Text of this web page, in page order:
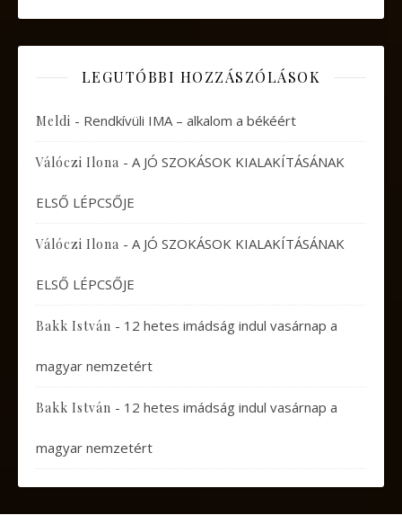
LEGUTÓBBI HOZZÁSZÓLÁSOK
Meldi - Rendkívüli IMA – alkalom a békéért
Válóczi Ilona - A JÓ SZOKÁSOK KIALAKÍTÁSÁNAK
ELSŐ LÉPCSŐJE
Válóczi Ilona - A JÓ SZOKÁSOK KIALAKÍTÁSÁNAK
ELSŐ LÉPCSŐJE
Bakk István - 12 hetes imádság indul vasárnap a
magyar nemzetért
Bakk István - 12 hetes imádság indul vasárnap a
magyar nemzetért